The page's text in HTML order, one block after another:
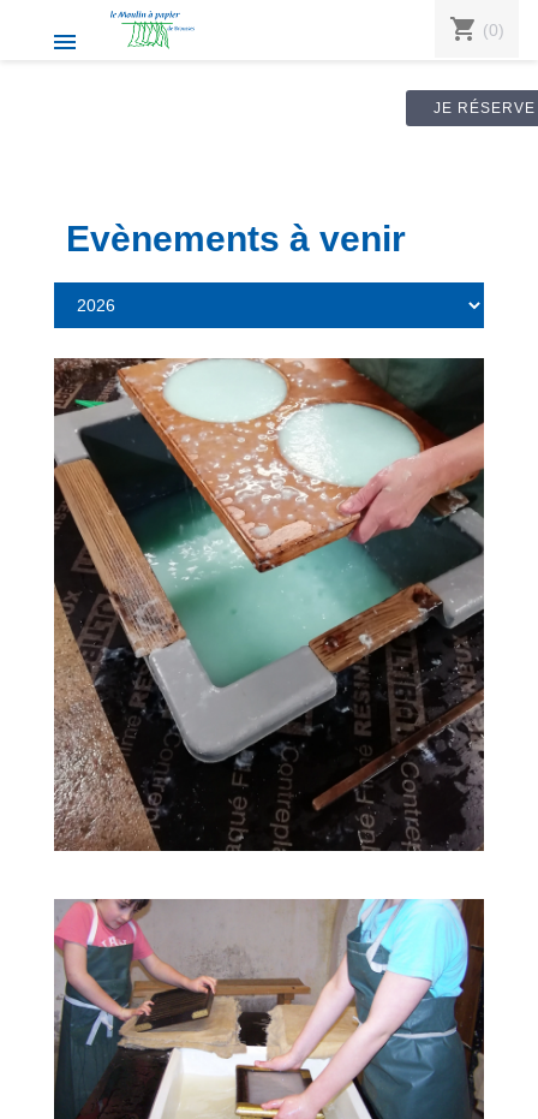
 shopping_cart (0)
JE RÉSERVE
Evènements à venir
02
JAN
31
DEC
Visites guidées toute l'année